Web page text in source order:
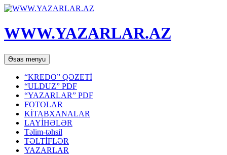
WWW.YAZARLAR.AZ
Axtar
Əsas menyu Mühtəviyyata
keç
“KREDO” QƏZETİ
“ULDUZ” PDF
“YAZARLAR” PDF
FOTOLAR
KİTABXANALAR
LAYİHƏLƏR
Təlim-təhsil
TƏLTİFLƏR
YAZARLAR